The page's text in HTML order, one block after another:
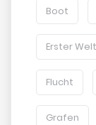
Boot
Erster
Flucht
Grafen